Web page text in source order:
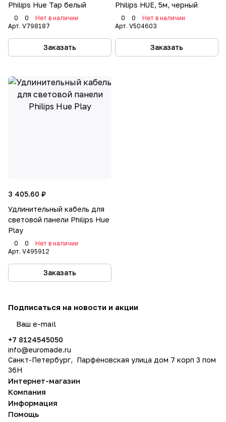
Philips Hue Tap белый
0 0
Нет в наличии
Арт. V798187
Заказать
Philips HUE, 5м, черный
0 0
Нет в наличии
Арт. V504603
Заказать
3 405.60 ₽
Удлинительный кабель для
световой панели Philips Hue
Play
0 0
Нет в наличии
Арт. V495912
Заказать
Подписаться на новости и акции
+7 8124545050
info@euromade.ru
Санкт-Петербург, Парфеновская улица дом 7 корп 3 пом
36Н
Интернет-магазин
Компания
Информация
Помощь